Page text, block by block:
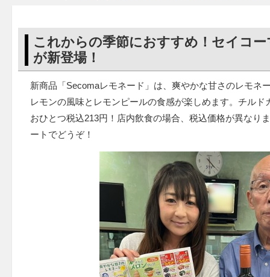
これからの季節におすすめ！セイコ
が新登場！
新商品「Secomaレモネード」は、爽やかな甘さのレモネ
レモンの風味とレモンピールの食感が楽しめます。チル
おひとつ税込213円！店内飲食の場合、税込価格が異なり
ートでどうぞ！